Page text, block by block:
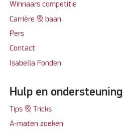
Winnaars competitie
Carrière & baan
Pers
Contact
Isabella Fonden
Hulp en ondersteuning
Tips & Tricks
A-maten zoeken